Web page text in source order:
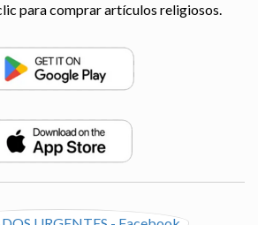
para comprar artículos religiosos.